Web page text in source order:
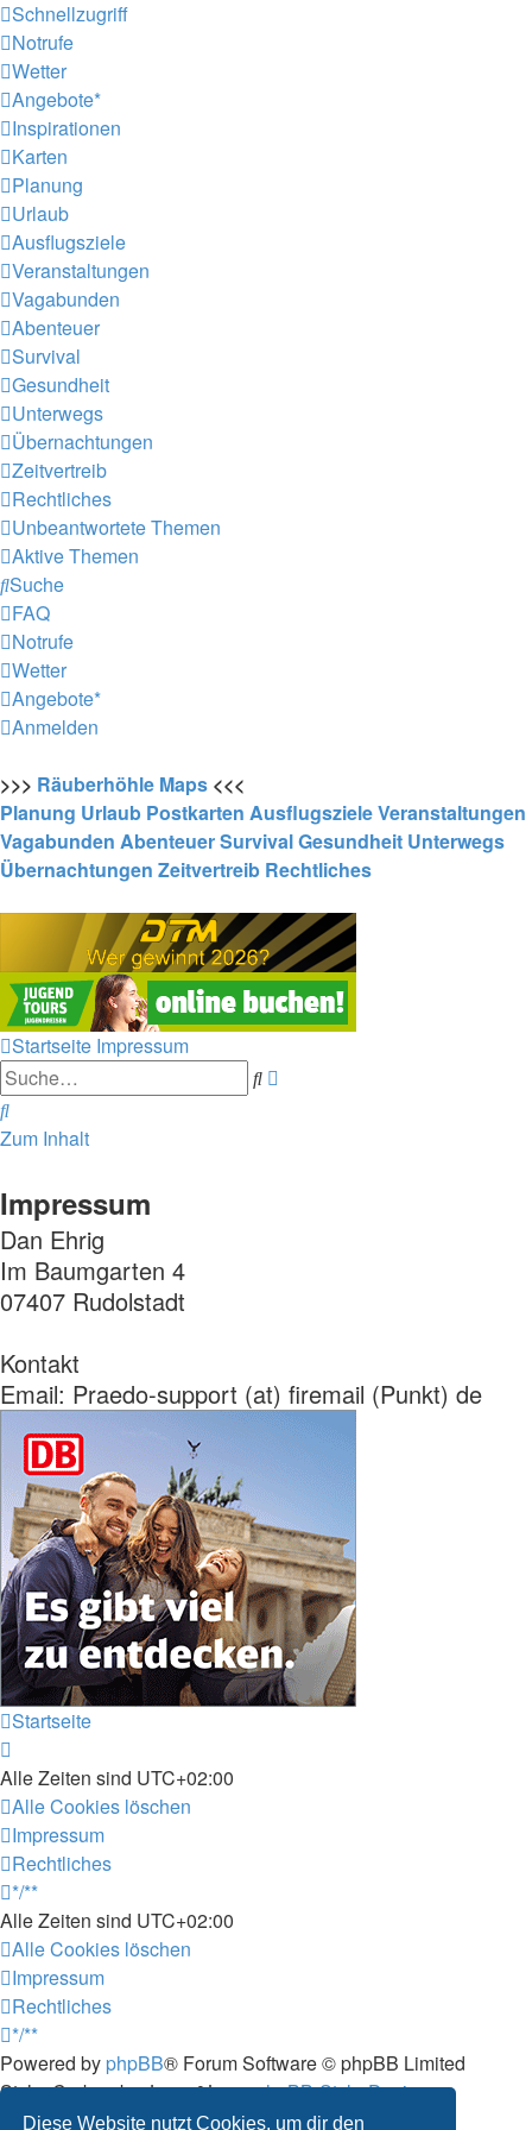
Diese Website nutzt Cookies, um dir den
Schnellzugriff
Notrufe
Wetter
Angebote*
Inspirationen
Karten
Planung
Urlaub
Ausflugsziele
Veranstaltungen
Vagabunden
Abenteuer
Survival
Gesundheit
Unterwegs
Übernachtungen
Zeitvertreib
Rechtliches
Unbeantwortete Themen
Aktive Themen
Suche
FAQ
Notrufe
Wetter
Angebote*
Anmelden
>>> Räuberhöhle Maps <<<
Planung Urlaub Postkarten AusflugszieleVeranstaltungen
Vagabunden AbenteuerSurvivalGesundheit Unterwegs
Übernachtungen Zeitvertreib Rechtliches
Startseite Impressum
Suche
Suche
Zum Inhalt
Impressum
Dan Ehrig
Im Baumgarten 4
07407 Rudolstadt
Kontakt
Email: Praedo-support (at) firemail (Punkt) de
Startseite
Alle Zeiten sind UTC+02:00
Alle Cookies löschen
Impressum
Rechtliches
*/**
Alle Zeiten sind UTC+02:00
Alle Cookies löschen
Impressum
Rechtliches
*/**
Powered by phpBB® Forum Software © phpBB Limited
Style: Carbon by Joyce&LunaphpBB-Style-Design
Deutsche Übersetzung durchphpBB.de